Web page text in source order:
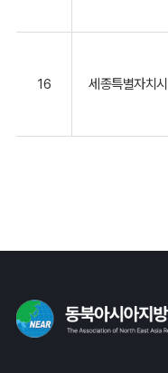
16 세종특별자치시